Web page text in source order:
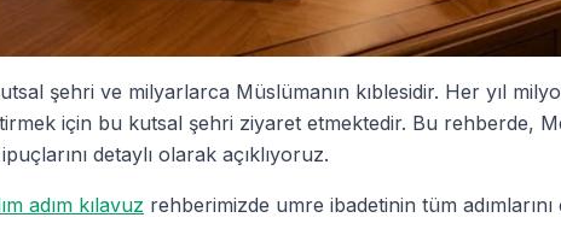
şehri ve milyarlarca Müslümanın kıblesidir. Her yıl
için bu kutsal şehri ziyaret etmektedir. Bu rehberde,
detaylı olarak açıklıyoruz.
adım kılavuz rehberimizde umre ibadetinin tüm